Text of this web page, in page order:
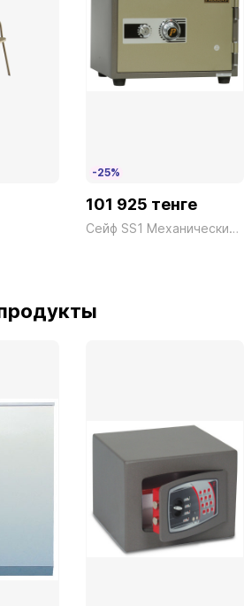
-25%
101 925 тенге
Сейф SS1 Механический President ш490*г430*в375 50кг